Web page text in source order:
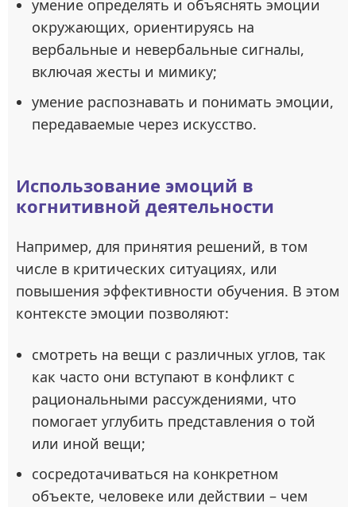
умение определять и объяснять эмоции
окружающих, ориентируясь на
вербальные и невербальные сигналы,
включая жесты и мимику;
умение распознавать и понимать эмоции,
передаваемые через искусство.
Использование эмоций в
когнитивной деятельности
Например, для принятия решений, в том
числе в критических ситуациях, или
повышения эффективности обучения. В этом
контексте эмоции позволяют:
смотреть на вещи с различных углов, так
как часто они вступают в конфликт с
рациональными рассуждениями, что
помогает углубить представления о той
или иной вещи;
сосредотачиваться на конкретном
объекте, человеке или действии – чем